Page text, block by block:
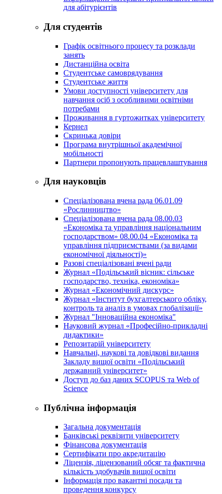
для абітурієнтів
Для студентів
Графік освітнього процесу та розклади
занять
Дистанційна освіта
Студентське самоврядування
Студентське життя
Умови доступності університету для
навчання осіб з особливими освітніми
потребами
Проживання в гуртожитках університету
Кернел
Скринька довіри
Програма внутрішньої академічної
мобільності
Партнери пропонують працевлаштування
Для науковців
Спеціалізована вчена рада 06.01.09
«Рослинництво»
Спеціалізована вчена рада 08.00.03
«Економіка та управління національним
господарством» 08.00.04 «Економіка та
управління підприємствами (за видами
економічної діяльності)»
Разові спеціалізовані вчені ради
Журнал «Подільський вісник: сільське
господарство, техніка, економіка»
Журнал «Економічний дискурс»
Журнал «Інститут бухгалтерського обліку,
контроль та аналіз в умовах глобалізації»
Журнал "Інноваційна економіка"
Науковий журнал «Професійно-прикладні
дидактики»
Репозитарій університету
Навчальні, наукові та довідкові видання
Закладу вищої освіти «Подільський
державний університет»
Доступ до баз даних SCOPUS та Web of
Science
Публічна інформація
Загальна документація
Банківські реквізити університету
Фінансова документація
Сертифікати про акредитацію
Ліцензія, ліцензований обсяг та фактична
кількість здобувачів вищої освіти
Інформація про вакантні посади та
проведення конкурсу